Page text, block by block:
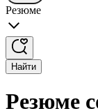
Резюме
Найти
Резюме